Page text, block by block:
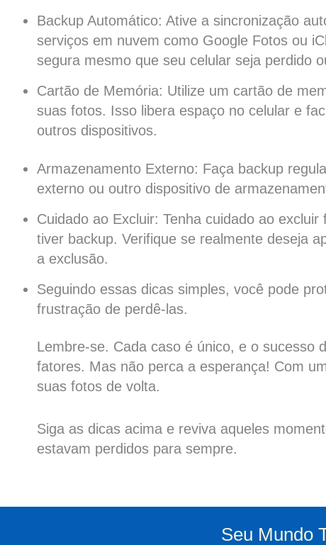
Backup Automático: Ative a sincronização
serviços em nuvem como Google Fotos ou
segura mesmo que seu celular seja perdido
Cartão de Memória: Utilize um cartão de
suas fotos. Isso libera espaço no celular e
outros dispositivos.
Armazenamento Externo: Faça backup
externo ou outro dispositivo de
Cuidado ao Excluir: Tenha cuidado ao
tiver backup. Verifique se realmente deseja
a exclusão.
Seguindo essas dicas simples, você pode
frustração de perdê-las.
Lembre-se. Cada caso é único, e o sucesso
fatores. Mas não perca a esperança! Com
suas fotos de volta.
Siga as dicas acima e reviva aqueles
estavam perdidos para sempre.
Seu Mundo